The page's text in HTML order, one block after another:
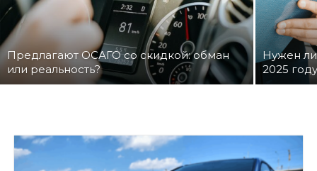
Предлагают ОСАГО со скидкой: обман
или реальность?
Нужен
2025